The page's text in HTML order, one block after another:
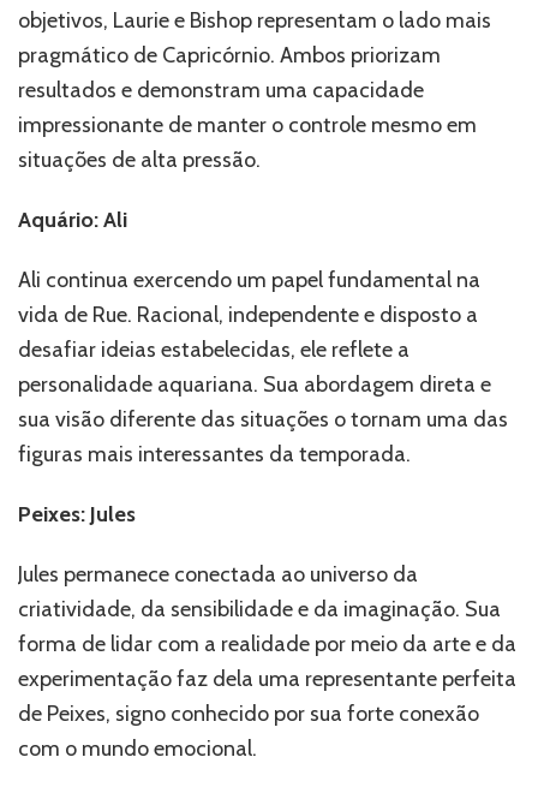
objetivos, Laurie e Bishop representam o lado mais
pragmático de Capricórnio. Ambos priorizam
resultados e demonstram uma capacidade
impressionante de manter o controle mesmo em
situações de alta pressão.
Aquário: Ali
Ali continua exercendo um papel fundamental na
vida de Rue. Racional, independente e disposto a
desafiar ideias estabelecidas, ele reflete a
personalidade aquariana. Sua abordagem direta e
sua visão diferente das situações o tornam uma das
figuras mais interessantes da temporada.
Peixes: Jules
Jules permanece conectada ao universo da
criatividade, da sensibilidade e da imaginação. Sua
forma de lidar com a realidade por meio da arte e da
experimentação faz dela uma representante perfeita
de Peixes, signo conhecido por sua forte conexão
com o mundo emocional.